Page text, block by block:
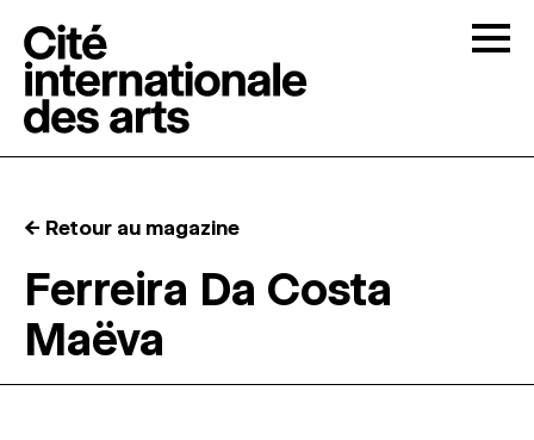
RÉSIDENCES ↓
← Retour au magazine
Ferreira Da Costa
Maëva